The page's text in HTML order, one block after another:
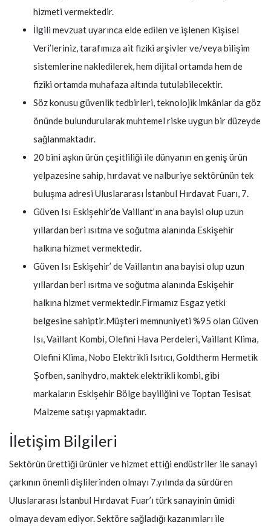
hizmeti vermektedir.
İlgili mevzuat uyarınca elde edilen ve işlenen Kişisel
Veri’leriniz, tarafımıza ait fiziki arşivler ve/veya bilişim
sistemlerine nakledilerek, hem dijital ortamda hem de
fiziki ortamda muhafaza altında tutulabilecektir.
Söz konusu güvenlik tedbirleri, teknolojik imkânlar da göz
önünde bulundurularak muhtemel riske uygun bir düzeyde
sağlanmaktadır.
20 bini aşkın ürün çeşitliliği ile dünyanın en geniş ürün
yelpazesine sahip, hırdavat ve nalburiye sektörünün tek
buluşma adresi Uluslararası İstanbul Hırdavat Fuarı, 7.
Güven Isı Eskişehir’de Vaillant’ın ana bayisi olup uzun
yıllardan beri ısıtma ve soğutma alanında Eskişehir
halkına hizmet vermektedir.
Güven Isı Eskişehir’ de Vaillantın ana bayisi olup uzun
yıllardan beri ısıtma ve soğutma alanında Eskişehir
halkına hizmet vermektedir.Firmamız Esgaz yetki
belgesine sahiptir.Müşteri memnuniyeti %95 olan Güven
Isı, Vaillant Kombi, Olefini Hava Perdeleri, Vaillant Klima,
Olefini Klima, Nobo Elektrikli Isıtıcı, Goldtherm Hermetik
Şofben, sanihydro, maktek elektrikli kombi, gibi
markaların Eskişehir Bölge bayiliğini ve Toptan Tesisat
Malzeme satışı yapmaktadır.
İletişim Bilgileri
Sektörün ürettiği ürünler ve hizmet ettiği endüstriler ile sanayi
çarkının önemli dişlilerinden olmayı 7.yılında da sürdüren
Uluslararası İstanbul Hırdavat Fuar’ı türk sanayinin ümidi
olmaya devam ediyor. Sektöre sağladığı kazanımları ile